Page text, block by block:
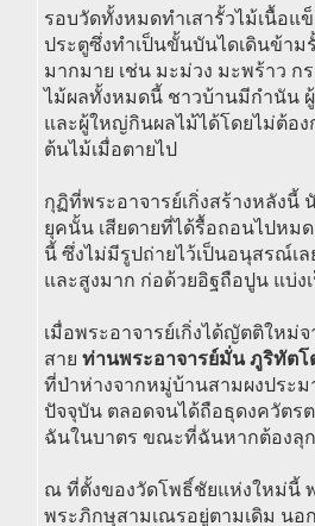
รอบวัดทั้งหมดทำเสารั้วไม้เนื้อแ
ประตูซึ่งทำเป็นขั้นบันไดเดินข้า
มากมาย เช่น มะม่วง มะพร้าว
ไม้ผลทั้งหมดนี้ ชาวบ้านมีกำนัน
และผู้ใหญ่กินผลไม้ได้โดยไม่ต้อง
ต้นไม้เมื่อตายไป
กุฏิที่พระอาจารย์เกิ่งสร้างหลังนี้
ยุคนั้น เสียดายที่ได้รื้อถอนไปหม
นี้ ซึ่งไม่มีรูปถ่ายไว้เป็นอนุสรณ์เ
และสูงมาก ก่อด้วยอิฐถือปูน แบ่
เมื่อพระอาจารย์เกิ่งได้ญัตติใหม่
สาย ท่านพระอาจารย์มั่น ภูริทัต
ที่ป่าห่างจากหมู่บ้านสามผงประ
ปัจจุบัน ตลอดจนได้ถือธุดงควัตร
ฉันในบาตร ขณะที่ฉันหากต้องลุ
ณ ที่ตั้งของวัดโพธิ์ชัยแห่งใหม่นี้ พ
พระภิกษุสามเณรอยู่ตามเดิม นอ